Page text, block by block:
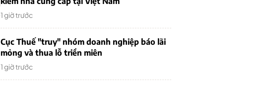
1 giờ trước
Cục Thuế "truy" nhóm doanh nghiệp báo lãi
mỏng và thua lỗ triền miên
1 giờ trước